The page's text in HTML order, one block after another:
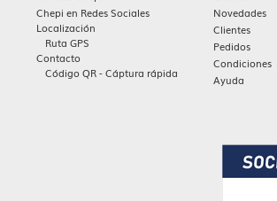
Chepi en Redes Sociales
Localización
Ruta GPS
Contacto
Código QR - Cáptura rápida
Novedades
Clientes
Pedidos
Condiciones
Ayuda